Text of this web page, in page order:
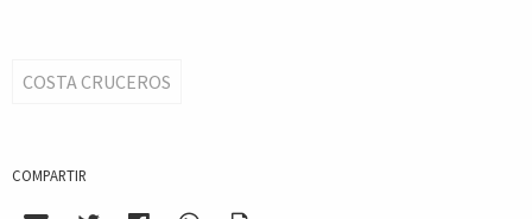
COSTA CRUCEROS
COMPARTIR